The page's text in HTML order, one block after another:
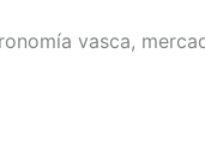
vasca,